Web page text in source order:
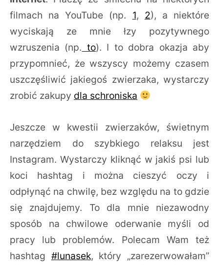
filmach na YouTube (np. 1, 2), a niektóre
wyciskają ze mnie łzy pozytywnego
wzruszenia (np. to). I to dobra okazja aby
przypomnieć, że wszyscy możemy czasem
uszczęśliwić jakiegoś zwierzaka, wystarczy
zrobić zakupy dla schroniska
Jeszcze w kwestii zwierzaków, świetnym
narzędziem do szybkiego relaksu jest
Instagram. Wystarczy kliknąć w jakiś psi lub
koci hashtag i można cieszyć oczy i
odpłynąć na chwilę, bez względu na to gdzie
się znajdujemy. To dla mnie niezawodny
sposób na chwilowe oderwanie myśli od
pracy lub problemów. Polecam Wam też
hashtag #lunasek, który „zarezerwowałam”